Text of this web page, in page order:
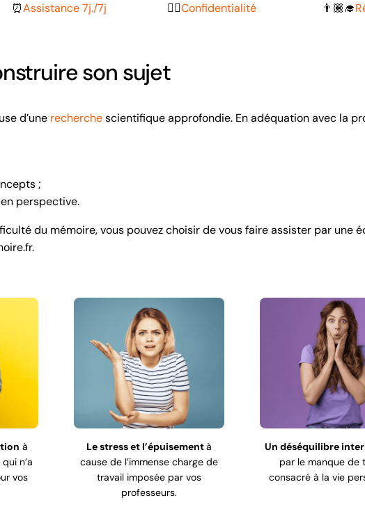
⏰Assistance 7j./7j 🕵🏽Confidentialité 👨🏾‍🎓
son sujet
d’une recherchescientifique approfondie. En adéquation avec la
;
perspective.
du mémoire, vous pouvez choisir de vous faire assister par une
à
n’a
vos
Le stress et l’épuisementà
cause de l’immense charge de
travail imposée par vos
professeurs.
Un déséquilibre
par le manque de
consacré à la vie